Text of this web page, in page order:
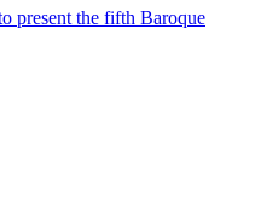
present the fifth Baroque